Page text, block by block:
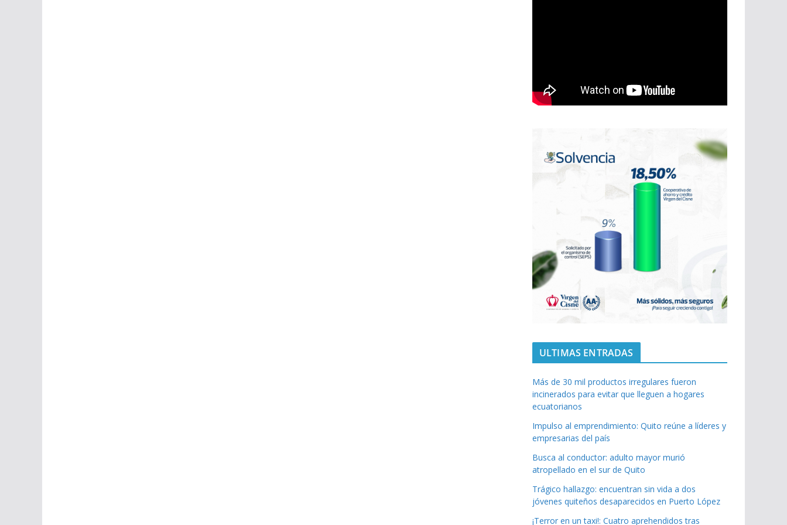
ULTIMAS ENTRADAS
Más de 30 mil productos irregulares fueron
incinerados para evitar que lleguen a hogares
ecuatorianos
Impulso al emprendimiento: Quito reúne a líderes y
empresarias del país
Busca al conductor: adulto mayor murió
atropellado en el sur de Quito
Trágico hallazgo: encuentran sin vida a dos
jóvenes quiteños desaparecidos en Puerto López
¡Terror en un taxi!: Cuatro aprehendidos tras